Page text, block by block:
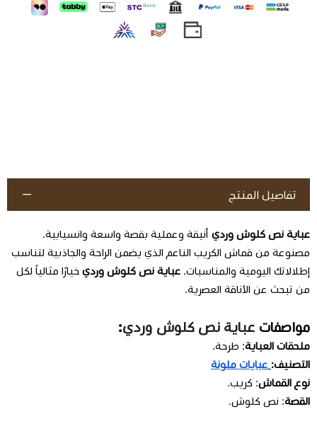
تفاصيل المنتج
عباية نص كلوش وردي أنيقة وعملية بقصة واسعة وانسيابية.
مصنوعة من قماش الكريب الناعم الذي يضمن الراحة والجاذبية لتناسب
إطلالاتك اليومية والمناسبات. عباية نص كلوش وردي خيارًا مثالياً لكل
من تبحث عن الأناقة العصرية.
مواصفات عباية نص كلوش وردي:
ملحقات العباية: طرحة.
التصنيف: عبايات ملونة
نوع القماش: كريب.
القصة: نص كلوش.